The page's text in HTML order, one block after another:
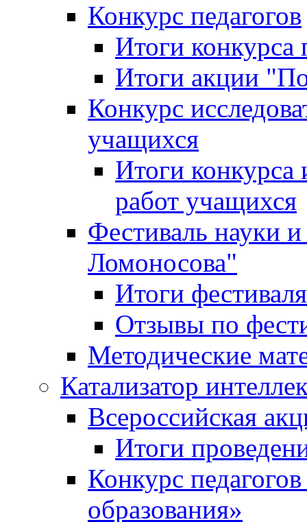
Конкурс педагогов
Итоги конкурса
Итоги акции
Конкурс
учащихся
Итоги конкурса
работ учащихся
Фестиваль науки
Ломоносова"
Итоги фестиваля
Отзывы по
Методические
Катализатор
Всероссийская
Итоги
Конкурс
образования»